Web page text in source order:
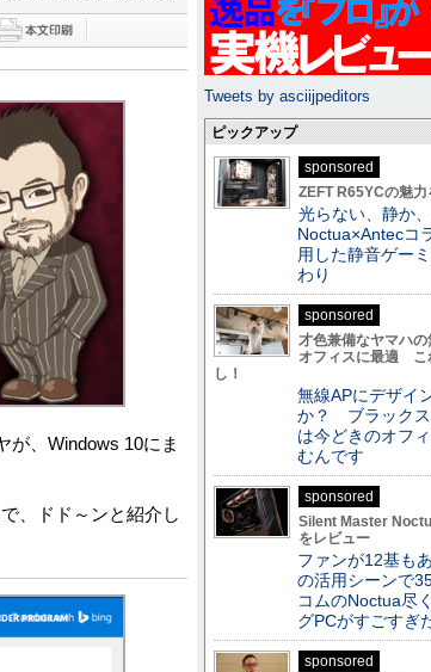
、Windows 10にま
、ドド～ンと紹介し
Tweets by asciijpeditors
ピックアップ
sponsored
ZEFT R65YCの魅
光らない、静か
Noctua×Antecコ
用した静音ゲー
わり
sponsored
才色兼備なヤマハ
オフィスに最適 こ
し！
無線APにデザイ
か？ ブラックス
は今どきのオフ
むんです
sponsored
Silent Master
をレビュー
ファンが12基も
の活用シーンで
コムのNoctua尽
グPCがすごすぎ
sponsored